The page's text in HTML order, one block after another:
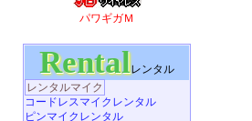
パワギガＭ
Rentalレンタル
レンタルマイク
コードレスマイクレンタル
ピンマイクレンタル